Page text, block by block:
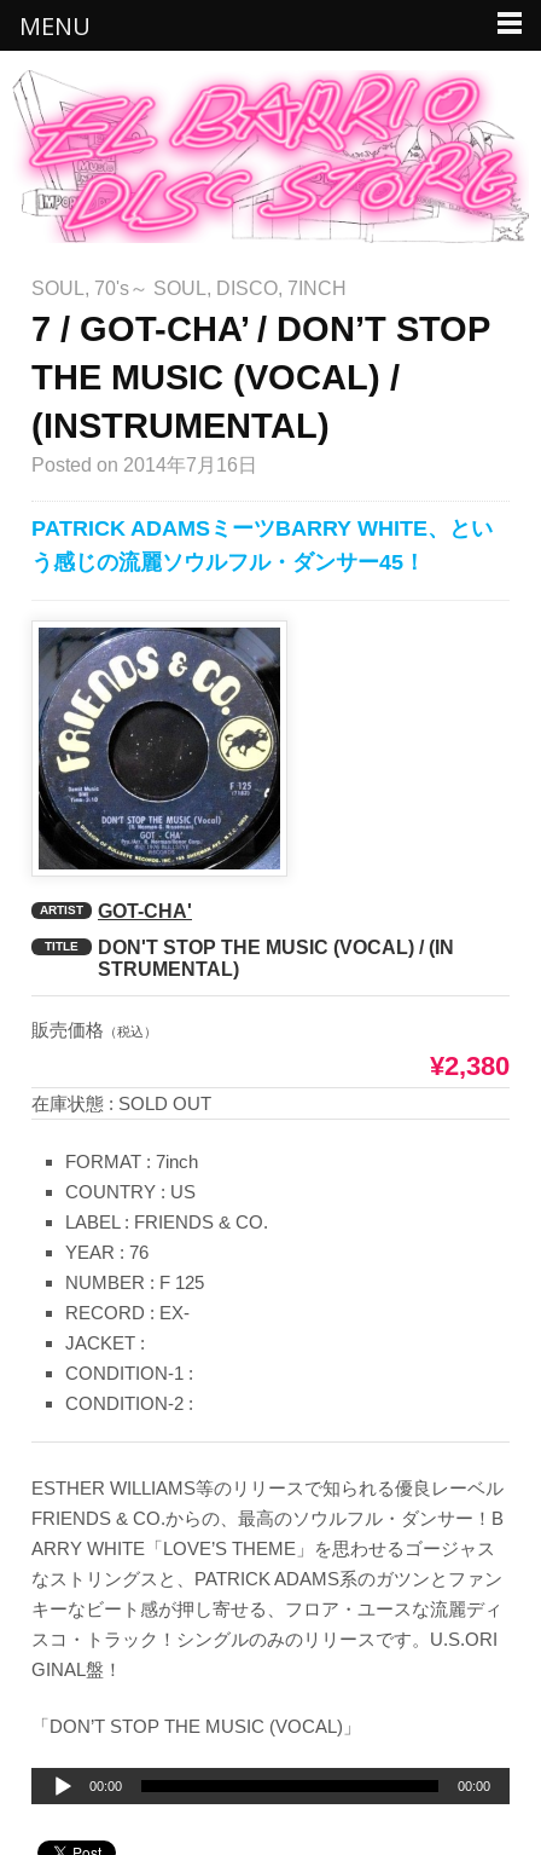
SOUL , 70's～ SOUL , DISCO, 7INCH
7 / GOT-CHA’ / DON’T STOP
THE MUSIC (VOCAL) /
(INSTRUMENTAL)
Posted on 2014年7月16日
PATRICK ADAMSミーツBARRY WHITE、とい
う感じの流麗ソウルフル・ダンサー45！
ARTIST GOT-CHA'
TITLE
DON'T STOP THE MUSIC (VOCAL) / (IN
STRUMENTAL)
販売価格 （税込）
¥2,380
在庫状態 : SOLD OUT
FORMAT : 7inch
COUNTRY : US
LABEL : FRIENDS & CO.
YEAR : 76
NUMBER : F 125
RECORD : EX-
JACKET :
CONDITION-1 :
CONDITION-2 :
ESTHER WILLIAMS等のリリースで知られる優良レーベル
FRIENDS & CO.からの、最高のソウルフル・ダンサー！B
ARRY WHITE「LOVE’S THEME」を思わせるゴージャス
なストリングスと、PATRICK ADAMS系のガツンとファン
キーなビート感が押し寄せる、フロア・ユースな流麗ディ
スコ・トラック！シングルのみのリリースです。U.S.ORI
GINAL盤！
「DON’T STOP THE MUSIC (VOCAL)」
プ
00:00 00:00
MENU